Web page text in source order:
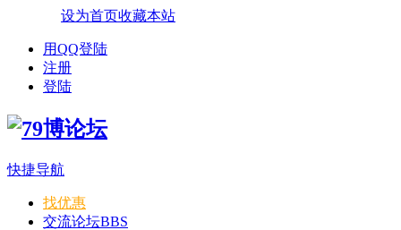
设为首页收藏本站
用QQ登陆
注册
登陆
快捷导航
找优惠
交流论坛BBS